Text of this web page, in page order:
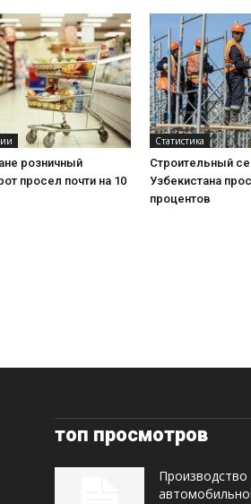
розничный
просел почти на 10
Статистика
Строительный
Узбекистана
процентов
топ просмотров
Производство